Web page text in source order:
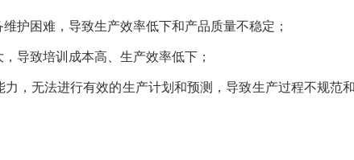
护困难，导致生产效率低下和产品质量不稳定；
导致培训成本高、生产效率低下；
力，无法进行有效的生产计划和预测，导致生产过程不规范